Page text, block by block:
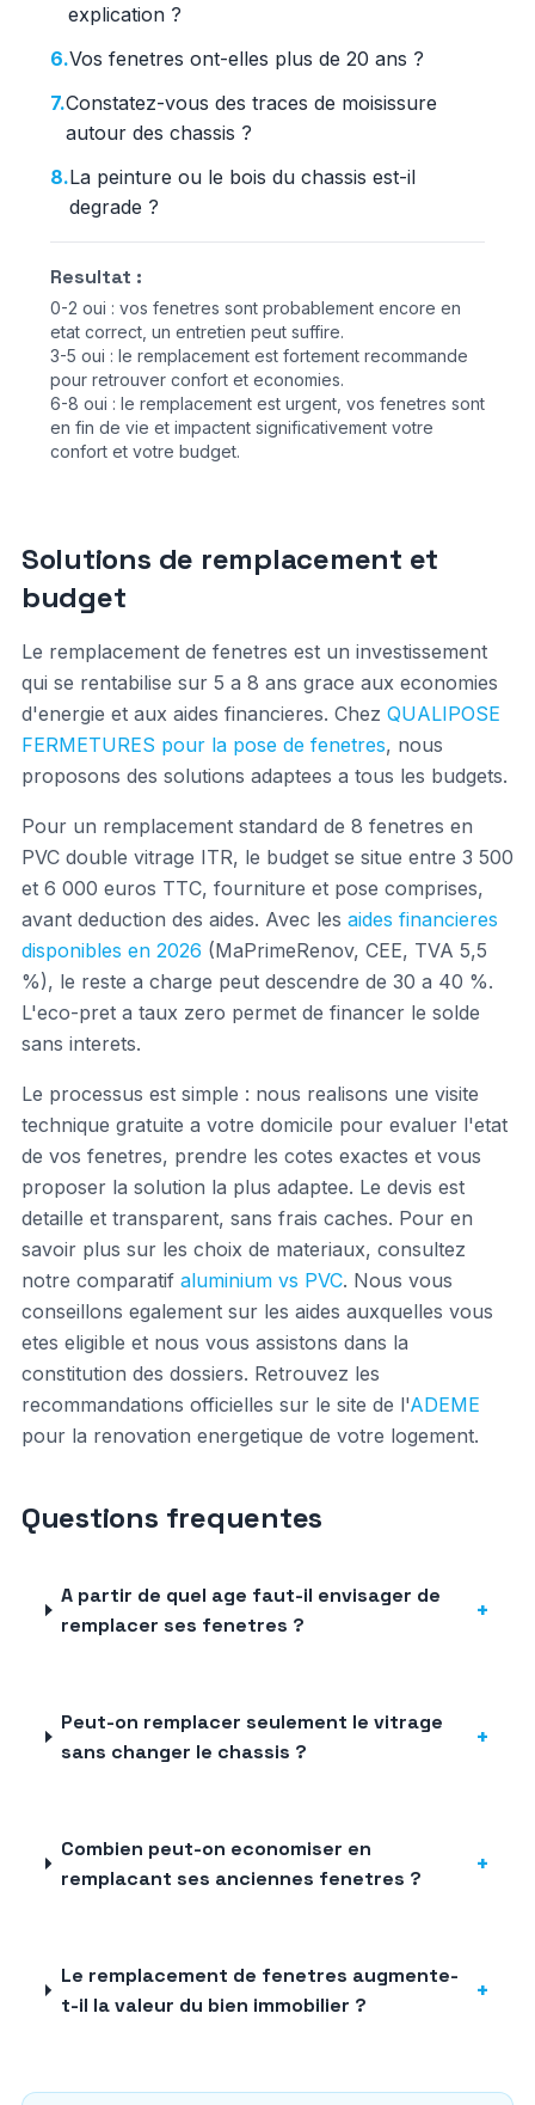
explication ?
6.Vos fenetres ont-elles plus de 20 ans ?
7.Constatez-vous des traces de moisissure
autour des chassis ?
8.La peinture ou le bois du chassis est-il
degrade ?
Resultat :
0-2 oui : vos fenetres sont probablement encore en
etat correct, un entretien peut suffire.
3-5 oui : le remplacement est fortement recommande
pour retrouver confort et economies.
6-8 oui : le remplacement est urgent, vos fenetres sont
en fin de vie et impactent significativement votre
confort et votre budget.
Solutions de remplacement et
budget
Le remplacement de fenetres est un investissement
qui se rentabilise sur 5 a 8 ans grace aux economies
d'energie et aux aides financieres. Chez QUALIPOSE
FERMETURES pour la pose de fenetres, nous
proposons des solutions adaptees a tous les budgets.
Pour un remplacement standard de 8 fenetres en
PVC double vitrage ITR, le budget se situe entre 3 500
et 6 000 euros TTC, fourniture et pose comprises,
avant deduction des aides. Avec les aides financieres
disponibles en 2026 (MaPrimeRenov, CEE, TVA 5,5
%), le reste a charge peut descendre de 30 a 40 %.
L'eco-pret a taux zero permet de financer le solde
sans interets.
Le processus est simple : nous realisons une visite
technique gratuite a votre domicile pour evaluer l'etat
de vos fenetres, prendre les cotes exactes et vous
proposer la solution la plus adaptee. Le devis est
detaille et transparent, sans frais caches. Pour en
savoir plus sur les choix de materiaux, consultez
notre comparatif aluminium vs PVC. Nous vous
conseillons egalement sur les aides auxquelles vous
etes eligible et nous vous assistons dans la
constitution des dossiers. Retrouvez les
recommandations officielles sur le site de l'ADEME
pour la renovation energetique de votre logement.
Questions frequentes
A partir de quel age faut-il envisager de
remplacer ses fenetres ?
+
Peut-on remplacer seulement le vitrage
sans changer le chassis ?
+
Combien peut-on economiser en
remplacant ses anciennes fenetres ?
+
Le remplacement de fenetres augmente-
t-il la valeur du bien immobilier ?
+